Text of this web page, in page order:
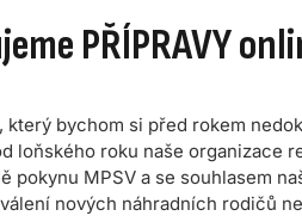
PŘÍPRAVY
bychom si před rokem
loňského roku naše organizace
pokynu MPSV a se souhlasem
nových náhradních rodičů